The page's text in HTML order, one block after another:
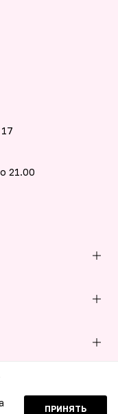
21.00
ПРИНЯТЬ